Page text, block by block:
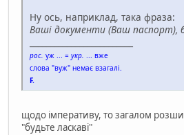
Ну ось, наприклад, така фраза:
Вашi документи (Ваш паспорт),
рос. уж ... = укр. ... вже
слова "вуж" немає взагалі.
F.
щодо імперативу, то загалом
"будьте ласкаві"